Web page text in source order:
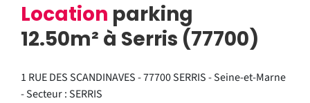
Location parking
12.50m² à Serris (77700)
1 RUE DES SCANDINAVES - 77700 SERRIS - Seine-et-Marne
- Secteur : SERRIS